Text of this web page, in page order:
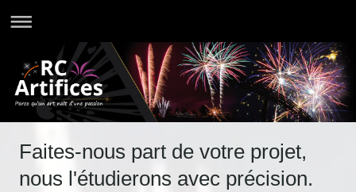
Faites-nous part de votre projet,
nous l'étudierons avec précision.